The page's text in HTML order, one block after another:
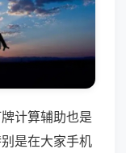
计算辅助也是
是在大家手机